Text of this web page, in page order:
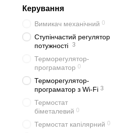
Керування
Вимикач механічний 0
Ступінчастий регулятор
потужності 3
Терморегулятор-
програматор 0
Терморегулятор-
програматор з Wi-Fi 3
Термостат
біметалевий 0
Термостат капілярний 0